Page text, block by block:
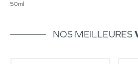
50ml
NOS MEILLEURES